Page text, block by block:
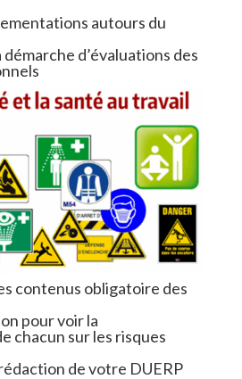
autours du
d’évaluations des
contenus obligatoire des
pour voir la
chacun sur les risques
de votre DUERP